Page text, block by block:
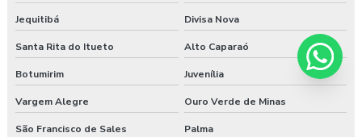
Jequitibá Divisa Nova
Santa Rita do Itueto Alto Caparaó
Botumirim Juvenília
Vargem Alegre Ouro Verde de Minas
São Francisco de Sales Palma